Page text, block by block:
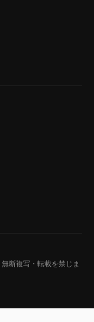
無断複写・転載を禁じま